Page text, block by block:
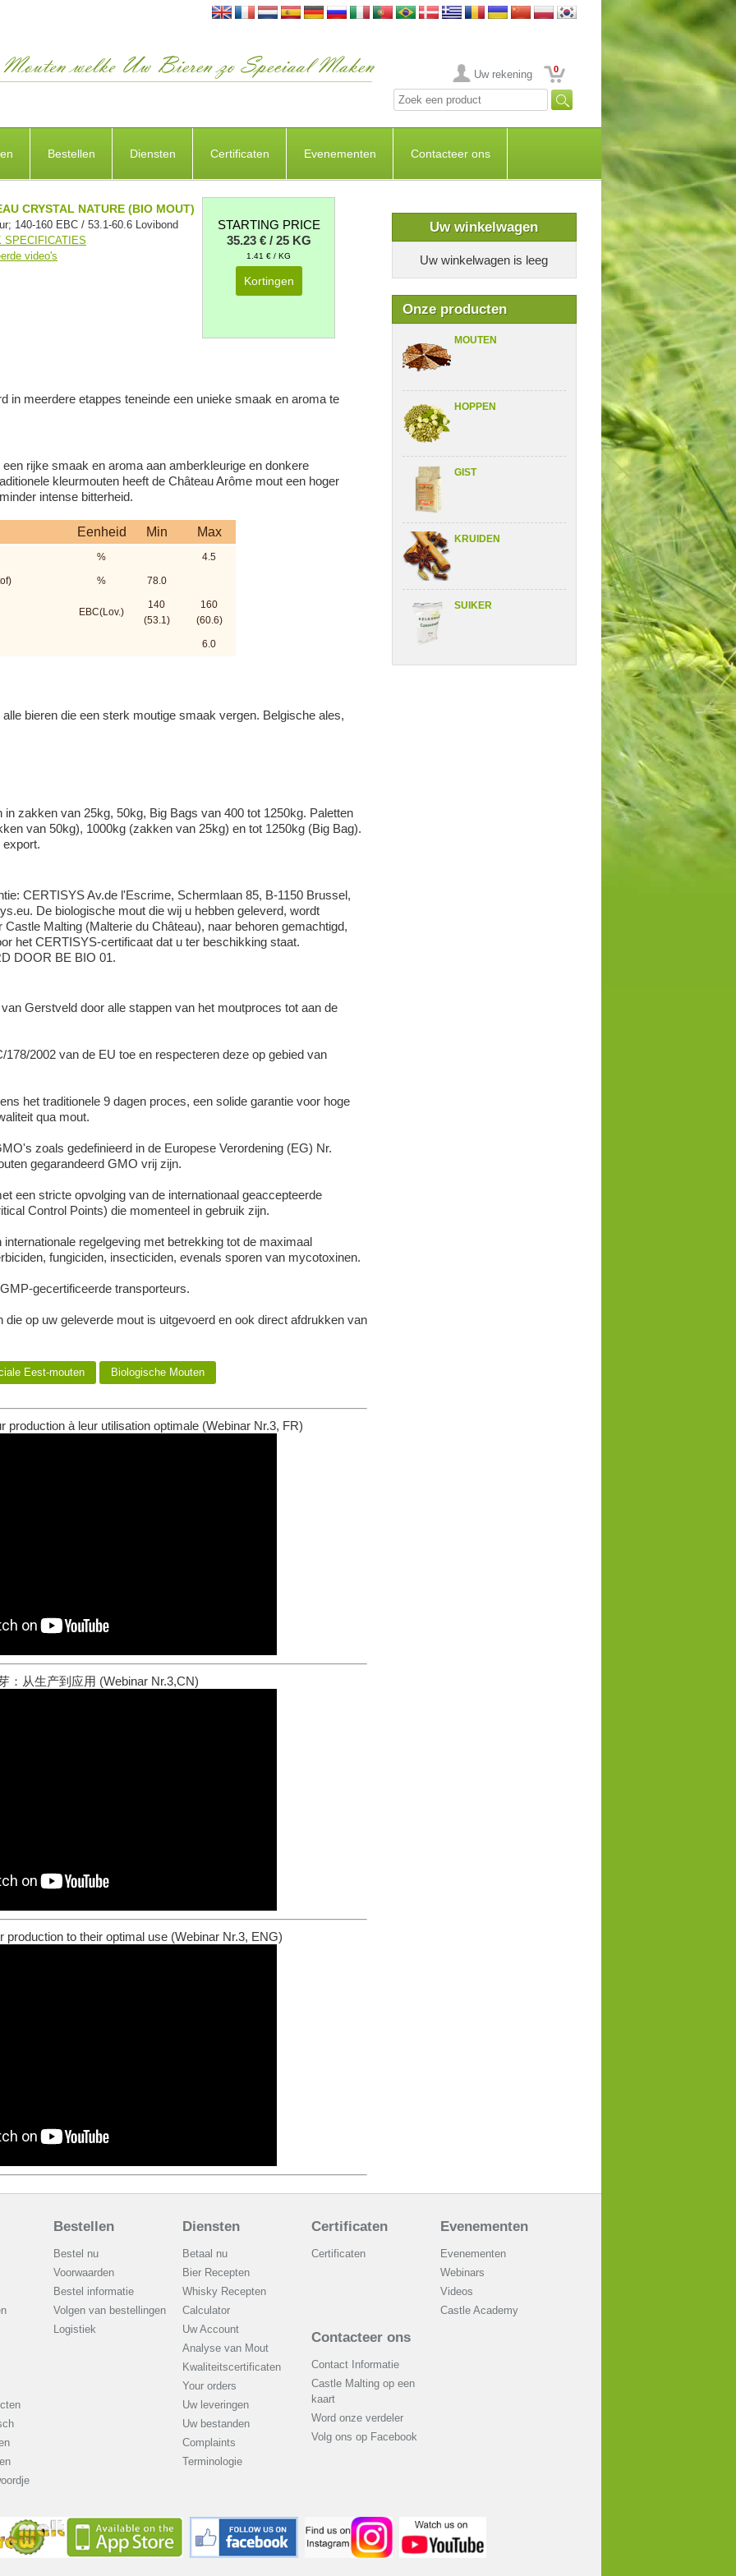
Uw rekening 0
Bestellen Diensten Certificaten Evenementen Contacteer ons
Uw winkelwagen
Uw winkelwagen is leeg
Onze producten
MOUTEN
HOPPEN
GIST
KRUIDEN
SUIKER
CRYSTAL NATURE (BIO MOUT)
140-160 EBC / 53.1-60.6 Lovibond
SPECIFICATIES
video's
STARTING PRICE
35.23 € / 25 KG
1.41 € / KG
Kortingen
in meerdere etappes teneinde een unieke smaak en aroma te
rijke smaak en aroma aan amberkleurige en donkere
kleurmouten heeft de Château Arôme mout een hoger
intense bitterheid.
Eenheid Min Max
% 4.5
% 78.0
EBC(Lov.)
140
(53.1)
160
(60.6)
6.0
bieren die een sterk moutige smaak vergen. Belgische ales,
zakken van 25kg, 50kg, Big Bags van 400 tot 1250kg. Paletten
van 50kg), 1000kg (zakken van 25kg) en tot 1250kg (Big Bag).
export.
CERTISYS Av.de l'Escrime, Schermlaan 85, B-1150 Brussel,
De biologische mout die wij u hebben geleverd, wordt
Castle Malting (Malterie du Château), naar behoren gemachtigd,
het CERTISYS-certificaat dat u ter beschikking staat.
DOOR BE BIO 01.
Gerstveld door alle stappen van het moutproces tot aan de
2002 van de EU toe en respecteren deze op gebied van
het traditionele 9 dagen proces, een solide garantie voor hoge
qua mout.
zoals gedefinieerd in de Europese Verordening (EG) Nr.
gegarandeerd GMO vrij zijn.
een stricte opvolging van de internationaal geaccepteerde
Control Points) die momenteel in gebruik zijn.
regelgeving met betrekking tot de maximaal
fungiciden, insecticiden, evenals sporen van mycotoxinen.
gecertificeerde transporteurs.
op uw geleverde mout is uitgevoerd en ook direct afdrukken van
Eest-mouten Biologische Mouten
production à leur utilisation optimale (Webinar Nr.3, FR)
：从生产到应用 (Webinar Nr.3,CN)
production to their optimal use (Webinar Nr.3, ENG)
Bestellen
Bestel nu
Voorwaarden
Bestel informatie
Volgen van bestellingen
Logistiek
Diensten
Betaal nu
Bier Recepten
Whisky Recepten
Calculator
Uw Account
Analyse van Mout
Kwaliteitscertificaten
Your orders
Uw leveringen
Uw bestanden
Complaints
Terminologie
Certificaten
Certificaten
Evenementen
Evenementen
Webinars
Videos
Castle Academy
Contacteer ons
Contact Informatie
Castle Malting op een
kaart
Word onze verdeler
Volg ons op Facebook